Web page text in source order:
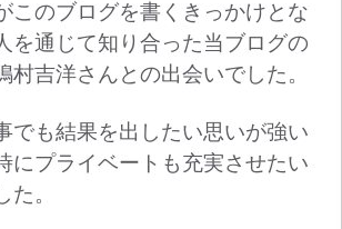
このブログを書くきっかけとな
を通じて知り合った当ブログの
村吉洋さんとの出会いでした。
でも結果を出したい思いが強い
にプライベートも充実させたい
た。